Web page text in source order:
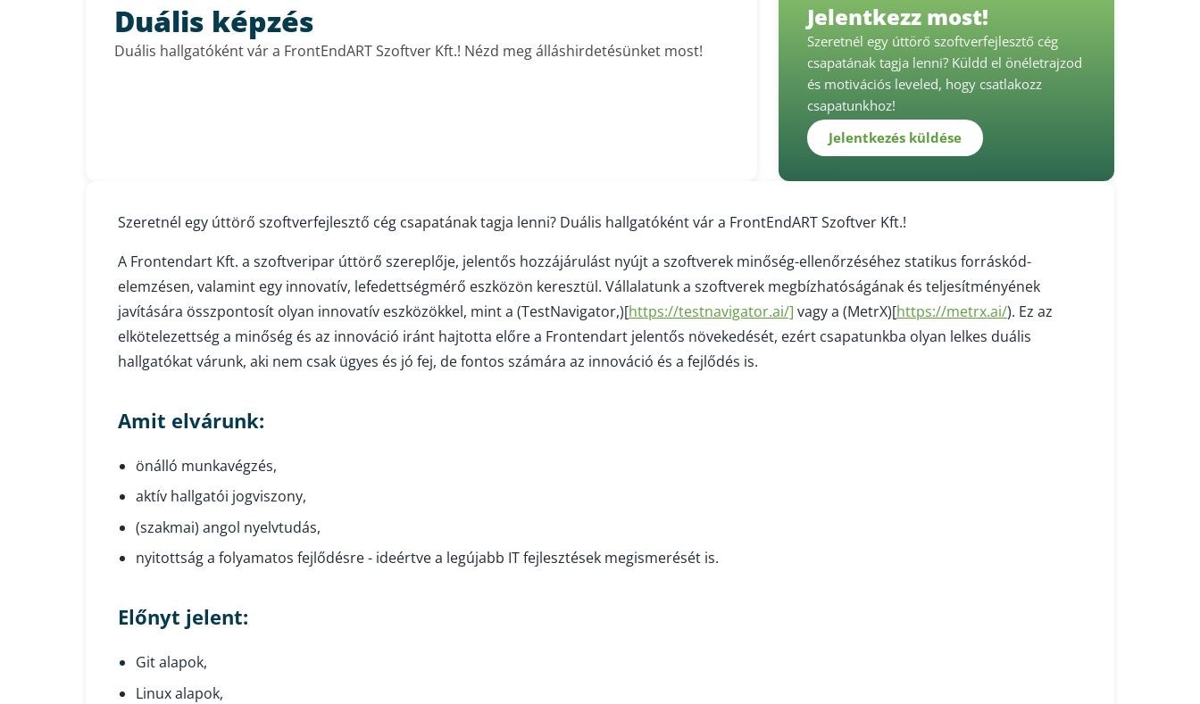
Duális képzés
Duális hallgatóként vár a FrontEndART Szoftver Kft.! Nézd meg álláshirdetésünket most!
Jelentkezz most!
Szeretnél egy úttörő szoftverfejlesztő cég
csapatának tagja lenni? Küldd el önéletrajzod
és motivációs leveled, hogy csatlakozz
csapatunkhoz!
Jelentkezés küldése
Szeretnél egy úttörő szoftverfejlesztő cég csapatának tagja lenni? Duális hallgatóként vár a FrontEndART Szoftver Kft.!
A Frontendart Kft. a szoftveripar úttörő szereplője, jelentős hozzájárulást nyújt a szoftverek minőség-ellenőrzéséhez statikus forráskód-
elemzésen, valamint egy innovatív, lefedettségmérő eszközön keresztül. Vállalatunk a szoftverek megbízhatóságának és teljesítményének
javítására összpontosít olyan innovatív eszközökkel, mint a (TestNavigator,)[https://testnavigator.ai/] vagy a (MetrX)[https://metrx.ai/). Ez az
elkötelezettség a minőség és az innováció iránt hajtotta előre a Frontendart jelentős növekedését, ezért csapatunkba olyan lelkes duális
hallgatókat várunk, aki nem csak ügyes és jó fej, de fontos számára az innováció és a fejlődés is.
Amit elvárunk:
önálló munkavégzés,
aktív hallgatói jogviszony,
(szakmai) angol nyelvtudás,
nyitottság a folyamatos fejlődésre - ideértve a legújabb IT fejlesztések megismerését is.
Előnyt jelent:
Git alapok,
Linux alapok,